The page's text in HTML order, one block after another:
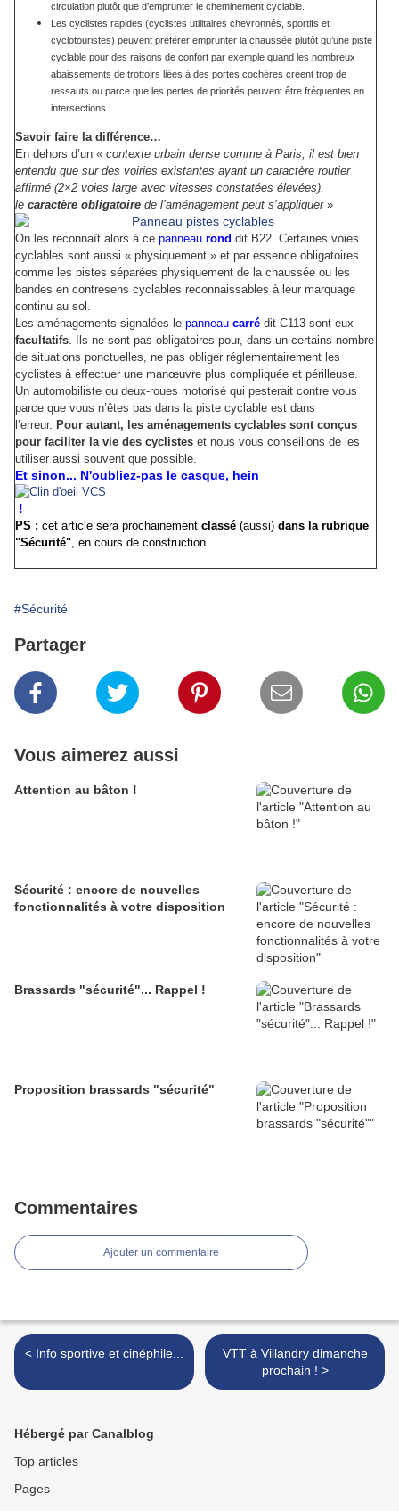
circulation plutôt que d’emprunter le cheminement cyclable.
Les cyclistes rapides (cyclistes utilitaires chevronnés, sportifs et
cyclotouristes) peuvent préférer emprunter la chaussée plutôt qu’une piste
cyclable pour des raisons de confort par exemple quand les nombreux
abaissements de trottoirs liées à des portes cochères créent trop de
ressauts ou parce que les pertes de priorités peuvent être fréquentes en
intersections.
Savoir faire la différence…
En dehors d’un « contexte urbain dense comme à Paris, il est bien
entendu que sur des voiries existantes ayant un caractère routier
affirmé (2×2 voies large avec vitesses constatées élevées),
le caractère obligatoire de l’aménagement peut s’appliquer»
On les reconnaît alors à ce panneau rond dit B22. Certaines voies
cyclables sont aussi « physiquement » et par essence obligatoires
comme les pistes séparées physiquement de la chaussée ou les
bandes en contresens cyclables reconnaissables à leur marquage
continu au sol.
Les aménagements signalées le panneau carré dit C113 sont eux
facultatifs. Ils ne sont pas obligatoires pour, dans un certains nombre
de situations ponctuelles, ne pas obliger réglementairement les
cyclistes à effectuer une manœuvre plus compliquée et périlleuse.
Un automobiliste ou deux-roues motorisé qui pesterait contre vous
parce que vous n’êtes pas dans la piste cyclable est dans
l’erreur. Pour autant, les aménagements cyclables sont conçus
pour faciliter la vie des cyclistes et nous vous conseillons de les
utiliser aussi souvent que possible.
Et sinon... N'oubliez-pas le casque, hein
!
PS : cet article sera prochainement classé (aussi) dans la rubrique
"Sécurité", en cours de construction...
#Sécurité
Partager
Vous aimerez aussi
Attention au bâton !
Sécurité : encore de nouvelles
fonctionnalités à votre disposition
Brassards "sécurité"... Rappel !
Proposition brassards "sécurité"
Commentaires
Ajouter un commentaire
< Info sportive et cinéphile...
VTT à Villandry dimanche
prochain ! >
Hébergé par Canalblog
Top articles
Pages